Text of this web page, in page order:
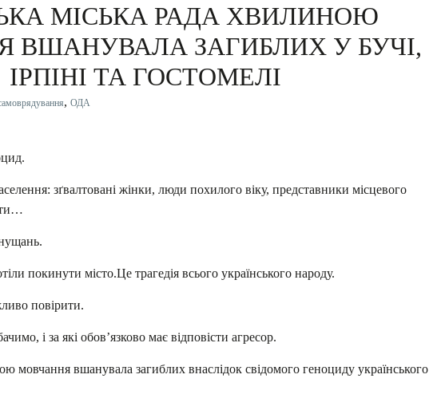
МІСЬКА РАДА ХВИЛИНОЮ
ВШАНУВАЛА ЗАГИБЛИХ У БУЧІ,
ІРПІНІ ТА ГОСТОМЕЛІ
, ОДА
зґвалтовані жінки, люди похилого віку, представники місцевого
покинути місто.Це трагедія всього українського народу.
повірити.
і за які обов’язково має відповісти агресор.
мовчання вшанувала загиблих внаслідок свідомого геноциду українського